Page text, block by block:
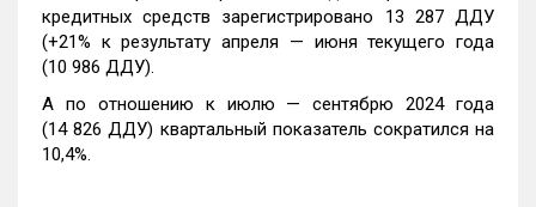
кредитных средств зарегистрировано 13 287 ДДУ
(+21% к результату апреля — июня текущего года
(10 986 ДДУ).
А по отношению к июлю — сентябрю 2024 года
(14 826 ДДУ) квартальный показатель сократился на
10,4%.